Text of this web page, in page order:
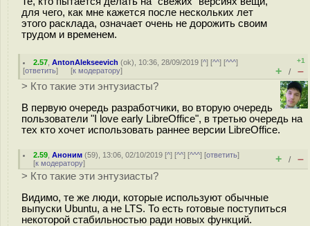
для чего, как мне кажется после нескольких лет
этого расклада, означает очень не дорожить своим
трудом и временем.
2.57 ,AntonAlekseevich (ok), 10:36, 28/09/2019 [^] [^^] [^^^]
[ответить] [к модератору]
+1
+ / –
> Кто такие эти энтузиасты?
В первую очередь разработчики, во вторую очередь
пользователи "I love early LibreOffice", в третью очередь на
тех кто хочет использовать раннее версии LibreOffice.
2.59 ,Аноним (59), 13:06, 02/10/2019 [^] [^^] [^^^] [ответить]
[к модератору] + / –
> Кто такие эти энтузиасты?
Видимо, те же люди, которые используют обычные
выпуски Ubuntu, а не LTS. То есть готовые поступиться
некоторой стабильностью ради новых функций.